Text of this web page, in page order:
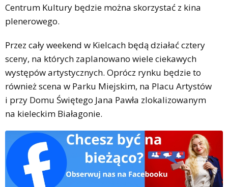
Centrum Kultury będzie można skorzystać z kina
plenerowego.
Przez cały weekend w Kielcach będą działać cztery
sceny, na których zaplanowano wiele ciekawych
występów artystycznych. Oprócz rynku będzie to
również scena w Parku Miejskim, na Placu Artystów
i przy Domu Świętego Jana Pawła zlokalizowanym
na kieleckim Białagonie.